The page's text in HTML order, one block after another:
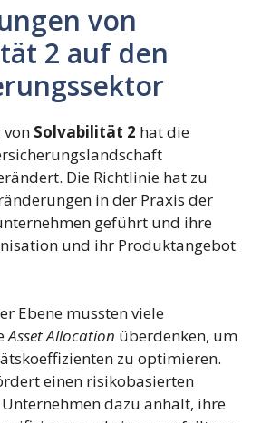
von
2 auf den
von Solvabilität 2 hat die
Die Richtlinie hat zu
in der Praxis der
geführt und ihre
und ihr Produktangebot
Ebene mussten viele
Asset Allocation überdenken, um
zu optimieren.
einen risikobasierten
dazu anhält, ihre